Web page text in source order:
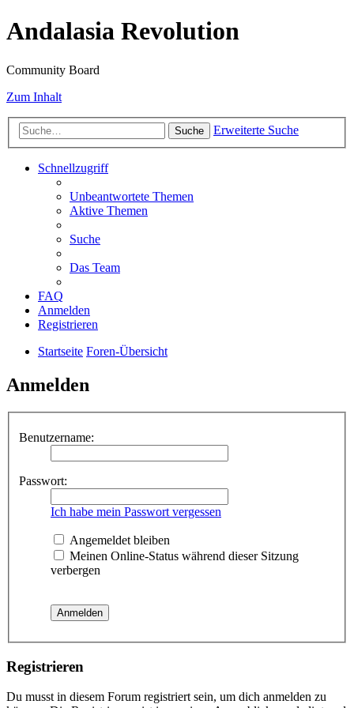
Andalasia Revolution
Community Board
Zum Inhalt
Suche Erweiterte Suche
Schnellzugriff
Unbeantwortete Themen
Aktive Themen
Suche
Das Team
FAQ
Anmelden
Registrieren
Startseite Foren-Übersicht
Anmelden
Benutzername:
Passwort:
Ich habe mein Passwort vergessen
Angemeldet bleiben
Meinen Online-Status während dieser Sitzung
verbergen
Registrieren
Du musst in diesem Forum registriert sein, um dich anmelden zu